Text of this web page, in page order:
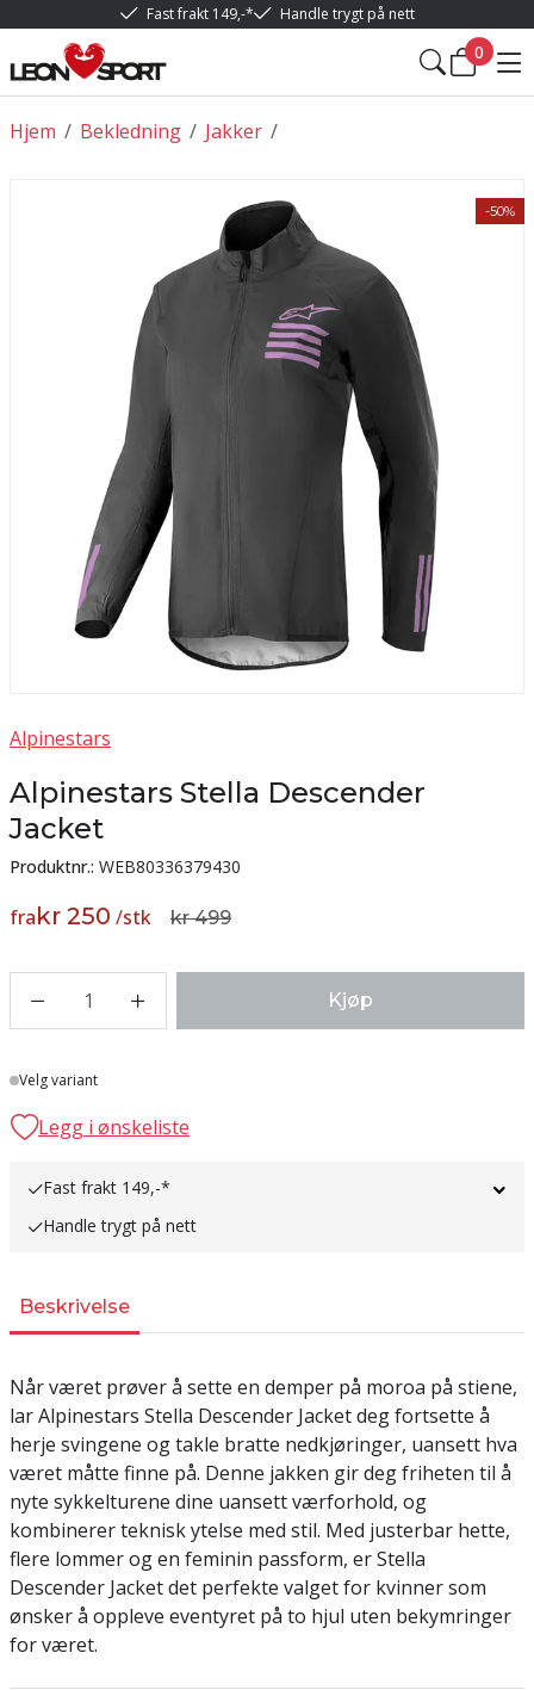
Fast frakt 149,-* Handle trygt på nett
0
/
Hjem /
Bekledning /
Jakker
-50%
Alpinestars
Alpinestars Stella Descender
Jacket
Produktnr.: WEB80336379430
frakr 250 /stk kr 499
1 Kjøp
Lager
Velg variant
Legg i ønskeliste
Fast frakt 149,-*
Handle trygt på nett
Beskrivelse
Når været prøver å sette en demper på moroa på stiene,
lar Alpinestars Stella Descender Jacket deg fortsette å
herje svingene og takle bratte nedkjøringer, uansett hva
været måtte finne på. Denne jakken gir deg friheten til å
nyte sykkelturene dine uansett værforhold, og
kombinerer teknisk ytelse med stil. Med justerbar hette,
flere lommer og en feminin passform, er Stella
Descender Jacket det perfekte valget for kvinner som
ønsker å oppleve eventyret på to hjul uten bekymringer
for været.